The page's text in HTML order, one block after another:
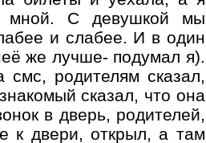
мной. С девушкой мы
и слабее. И в один
же лучше- подумал я).
смс, родителям сказал,
сказал, что она
в дверь, родителей,
к двери, открыл, а там